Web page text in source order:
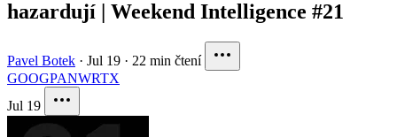
hazardují | Weekend Intelligence #21
Pavel Botek · Jul 19 · 22 min čtení
GOOGPANWRTX
Jul 19